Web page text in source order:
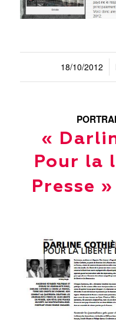
18/10/2012
/
«
Pour la
Presse